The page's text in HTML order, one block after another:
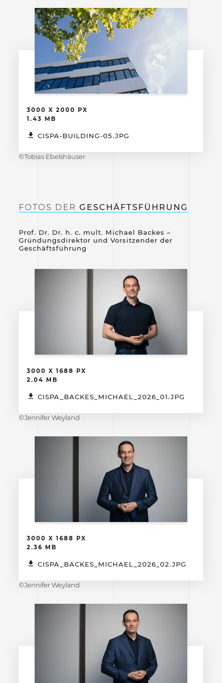
3000 X 2000 PX
1.43 MB
CISPA-BUILDING-05.JPG
©Tobias Ebelshäuser
FOTOS DER GESCHÄFTSFÜHRUNG
Prof. Dr. Dr. h. c. mult. Michael Backes –
Gründungsdirektor und Vorsitzender der
Geschäftsführung
3000 X 1688 PX
2.04 MB
CISPA_BACKES_MICHAEL_2026_01.JPG
©Jennifer Weyland
3000 X 1688 PX
2.36 MB
CISPA_BACKES_MICHAEL_2026_02.JPG
©Jennifer Weyland